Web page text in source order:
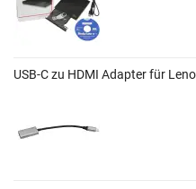
USB-C zu HDMI Adapter für